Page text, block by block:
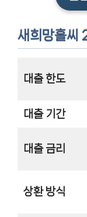
새희망홀씨
대출 한도
대출 기간
대출 금리
상환 방식